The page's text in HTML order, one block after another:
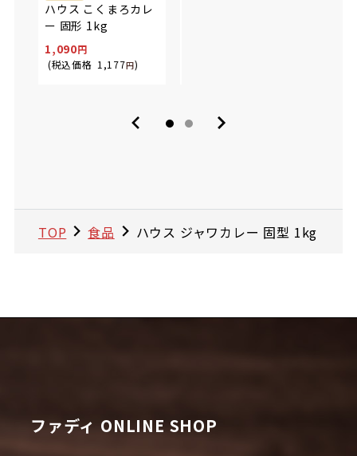
ハウス こくまろカレ
ー 固形 1kg
1,090
(税込価格 1,177円)
TOP 食品 ハウス ジャワカレー 固型 1kg
ファディ ONLINE SHOP